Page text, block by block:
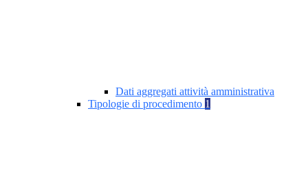
Dati aggregati attività amministrativa
Tipologie di procedimento 1